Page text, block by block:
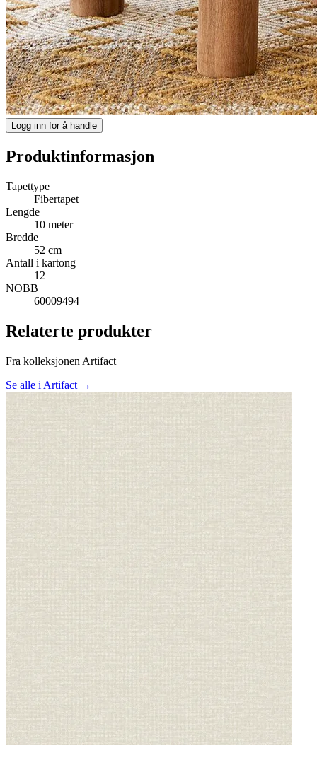
Logg inn for å handle
Produktinformasjon
Tapettype
Fibertapet
Lengde
10 meter
Bredde
52 cm
Antall i kartong
12
NOBB
60009494
Relaterte produkter
Fra kolleksjonen Artifact
Se alle i Artifact →